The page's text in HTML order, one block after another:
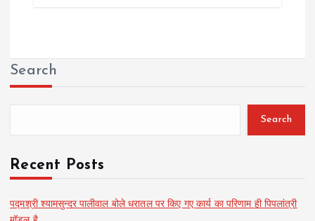
Search
Search
Recent Posts
पद्मश्री श्यामसुन्दर पालीवाल बोले धरातल पर किए गए कार्य का परिणाम ही पिपलांत्री